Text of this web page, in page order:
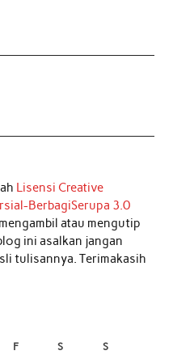
Lisensi Creative
BerbagiSerupa 3.0
atau mengutip
ini asalkan jangan
tulisannya. Terimakasih
F S S